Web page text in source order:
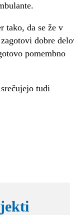
tako, da se že v
dobre
pomembno
tudi